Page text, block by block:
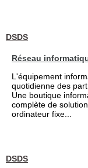
DSDS
Réseau
L'équipement
quotidienne des
Une boutique
complète de
ordinateur fixe...
DSDS